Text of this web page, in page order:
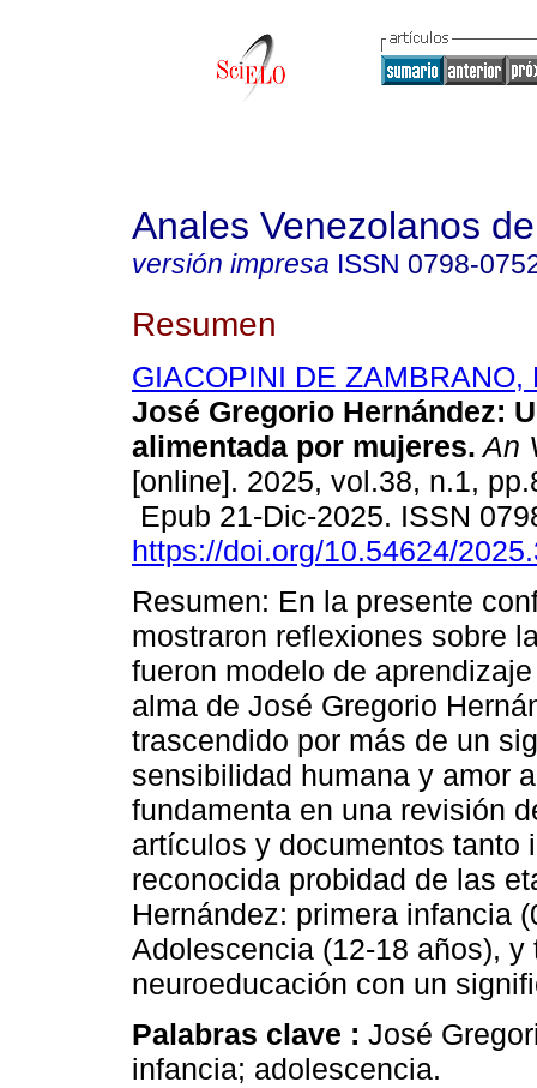
Anales Venezolanos
versión impresa ISSN 0798-
Resumen
GIACOPINI DE ZAMBRANO,
José Gregorio Hernández:
alimentada por mujeres. An
[online]. 2025, vol.38, n.1,
Epub 21-Dic-2025. ISSN
https://doi.org/10.54624/
Resumen: En la presente
mostraron reflexiones sobre
fueron modelo de
alma de José Gregorio
trascendido por más de un
sensibilidad humana y amor
fundamenta en una revisión
artículos y documentos tanto
reconocida probidad de las
Hernández: primera infancia
Adolescencia (12-18 años),
neuroeducación con un
Palabras clave : José
infancia; adolescencia.